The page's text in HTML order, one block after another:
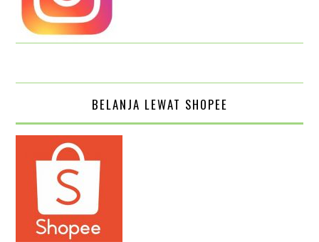
BELANJA LEWAT SHOPEE